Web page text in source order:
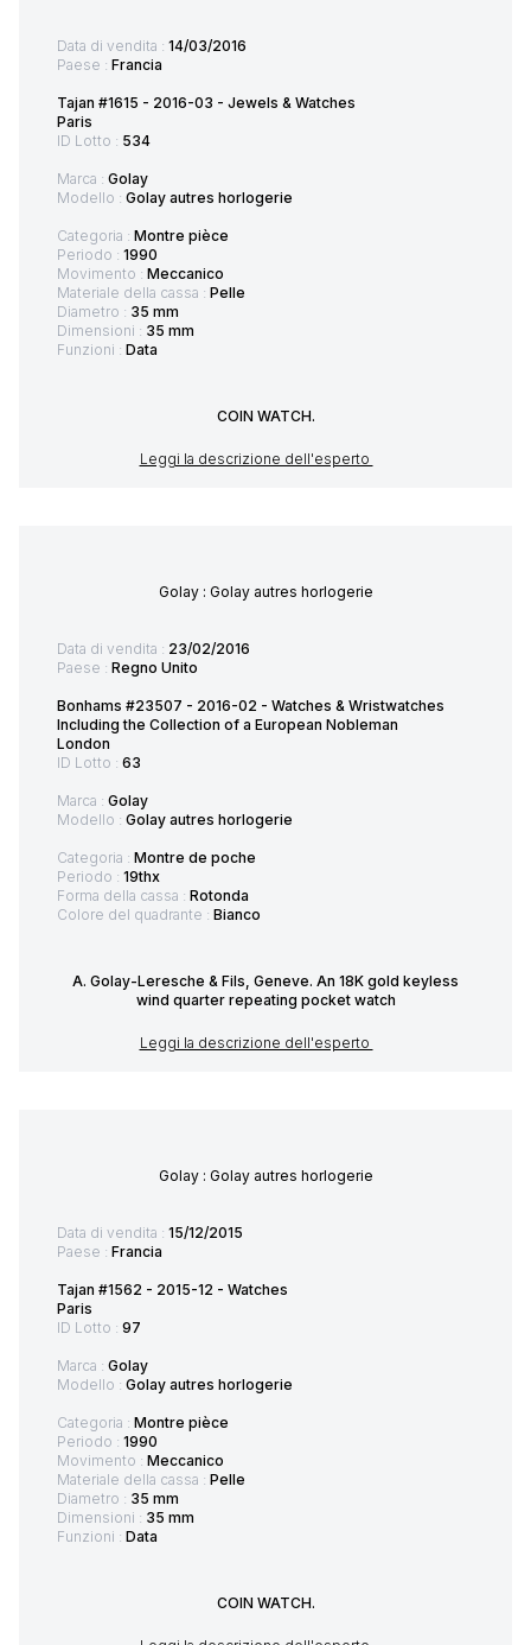
Data di vendita : 14/03/2016
Paese : Francia
Tajan #1615 - 2016-03 - Jewels & Watches
Paris
ID Lotto : 534
Marca : Golay
Modello : Golay autres horlogerie
Categoria : Montre pièce
Periodo : 1990
Movimento : Meccanico
Materiale della cassa : Pelle
Diametro : 35 mm
Dimensioni : 35 mm
Funzioni : Data
COIN WATCH.
Leggi la descrizione dell'esperto
Golay : Golay autres horlogerie
Data di vendita : 23/02/2016
Paese : Regno Unito
Bonhams #23507 - 2016-02 - Watches & Wristwatches
Including the Collection of a European Nobleman
London
ID Lotto : 63
Marca : Golay
Modello : Golay autres horlogerie
Categoria : Montre de poche
Periodo : 19thx
Forma della cassa : Rotonda
Colore del quadrante : Bianco
A. Golay-Leresche & Fils, Geneve. An 18K gold keyless
wind quarter repeating pocket watch
Leggi la descrizione dell'esperto
Golay : Golay autres horlogerie
Data di vendita : 15/12/2015
Paese : Francia
Tajan #1562 - 2015-12 - Watches
Paris
ID Lotto : 97
Marca : Golay
Modello : Golay autres horlogerie
Categoria : Montre pièce
Periodo : 1990
Movimento : Meccanico
Materiale della cassa : Pelle
Diametro : 35 mm
Dimensioni : 35 mm
Funzioni : Data
COIN WATCH.